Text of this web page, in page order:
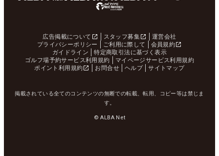
広告掲載について スタッフ募集
運営会社
プライバシーポリシー
ご利用に際して
会員規約
ガイドライン
特定商取引法に基づく表示
ゴルフ場予約サービス利用規約
マイページサービス利用規約
ポイント利用規約
お問合せ ヘルプ サイトマップ
掲載されている全てのコンテンツの無断での転載、転用、コピー等は禁じま
す。
© ALBA Net